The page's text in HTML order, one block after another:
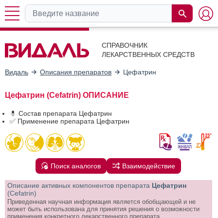
СПРАВОЧНИК
ЛЕКАРСТВЕННЫХ СРЕДСТВ
Видаль Описания препаратов Цефатрин
Цефатрин (Cefatrin) ОПИСАНИЕ
💊 Состав препарата Цефатрин
✅ Применение препарата Цефатрин
Поиск аналогов Взаимодействие
Описание активных компонентов препарата Цефатрин
(Cefatrin)
Приведенная научная информация является обобщающей и не
может быть использована для принятия решения о возможности
применения конкретного лекарственного препарата.